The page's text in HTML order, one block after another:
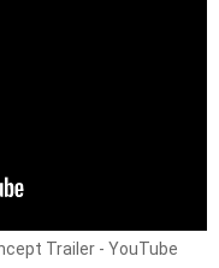
Trailer - YouTube